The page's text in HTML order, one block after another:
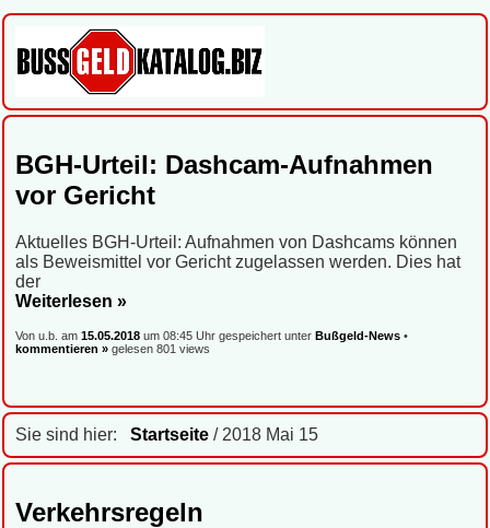
Sie sind hier: Startseite / 2018 Mai 15
Verkehrsregeln
BGH-Urteil: Dashcam-Aufnahmen
vor Gericht
Aktuelles BGH-Urteil: Aufnahmen von Dashcams können
als Beweismittel vor Gericht zugelassen werden. Dies hat
der
Weiterlesen »
Von u.b. am 15.05.2018 um 08:45 Uhr gespeichert unter Bußgeld-News •
kommentieren » gelesen 801 views